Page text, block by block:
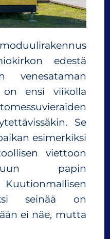
edestä
venesataman
on ensi viikolla
Se
esimerkiksi
viettoon
papin
seinää on
ei näe, mutta